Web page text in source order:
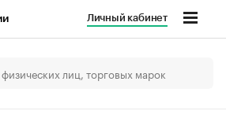
Личный кабинет